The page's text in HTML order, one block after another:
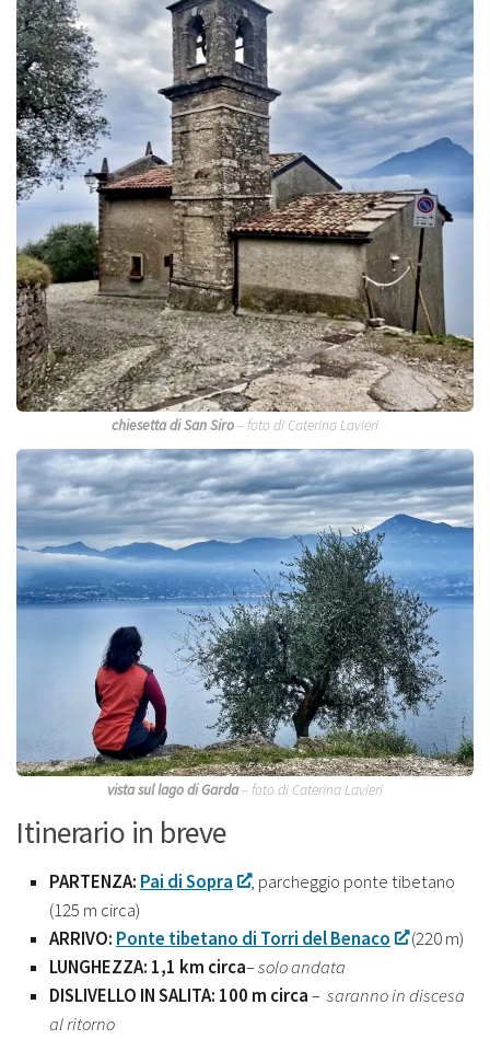
chiesetta di San Siro – foto di Caterina Lavieri
vista sul lago di Garda– foto di Caterina Lavieri
Itinerario in breve
PARTENZA: Pai di Sopra
, parcheggio ponte tibetano
(125 m circa)
ARRIVO: Ponte tibetano di Torri del Benaco
(220 m)
LUNGHEZZA: 1,1 km circa–solo andata
DISLIVELLO IN SALITA: 100 m circa– saranno in discesa
al ritorno